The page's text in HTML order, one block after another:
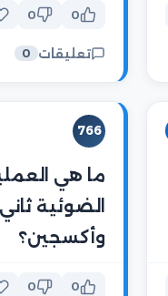
0
0
تعليقات 0
766
ما هي
الضوئية
وأكسجين؟
0
0